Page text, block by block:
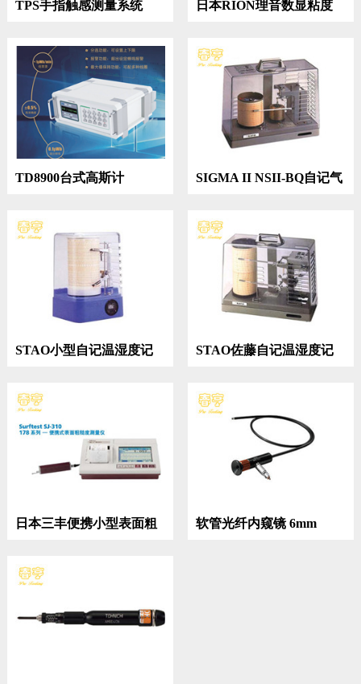
TPS手指触感测量系统
日本RION理音数显粘度
TD8900台式高斯计
SIGMA II NSII-BQ自记气
STAO小型自记温湿度记
STAO佐藤自记温湿度记
日本三丰便携小型表面粗
软管光纤内窥镜 6mm